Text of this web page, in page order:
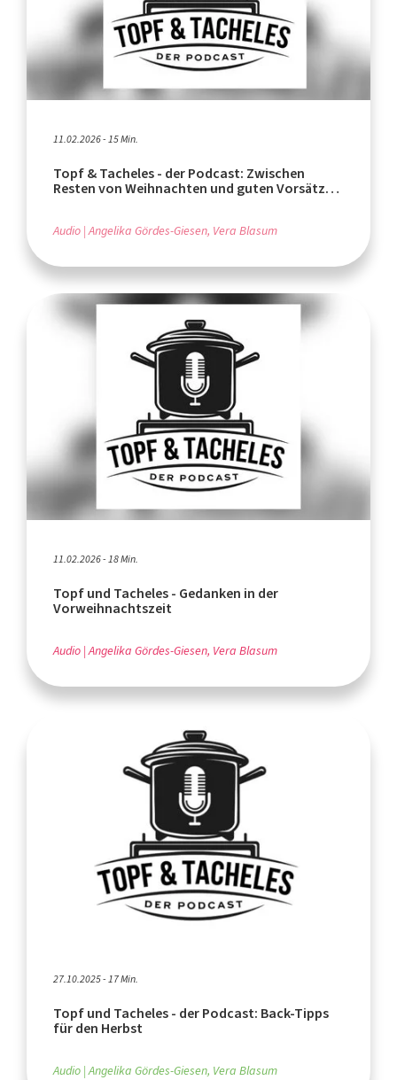
11.02.2026 - 15 Min.
Topf & Tacheles - der Podcast: Zwischen
Resten von Weihnachten und guten Vorsätzen
Audio Angelika Gördes-Giesen, Vera Blasum
11.02.2026 - 18 Min.
Topf und Tacheles - Gedanken in der
Vorweihnachtszeit
Audio Angelika Gördes-Giesen, Vera Blasum
27.10.2025 - 17 Min.
Topf und Tacheles - der Podcast: Back-Tipps
für den Herbst
Audio Angelika Gördes-Giesen, Vera Blasum